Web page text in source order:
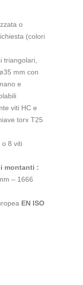
o
(colori
triangolari,
mm con
e
viti HC e
torx T25
o 8 viti
montanti :
– 1666
EN ISO